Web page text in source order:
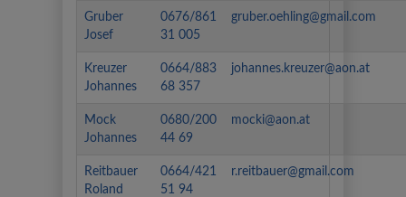
Gruber
Josef
0676/861
31 005
gruber.oehling@gmail.com
Kreuzer
Johannes
0664/883
68 357
johannes.kreuzer@aon.at
Mock
Johannes
0680/200
44 69
mocki@aon.at
Reitbauer
Roland
0664/421
51 94
r.reitbauer@gmail.com